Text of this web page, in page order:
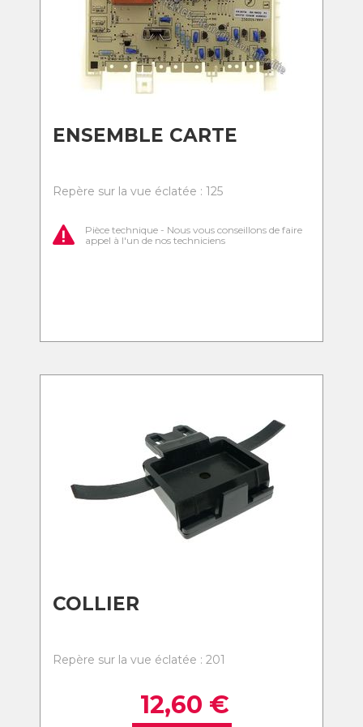
ENSEMBLE CARTE
Repère sur la vue éclatée : 125
Pièce technique - Nous vous conseillons de faire
appel à l'un de nos techniciens
COLLIER
Repère sur la vue éclatée : 201
12,60 €